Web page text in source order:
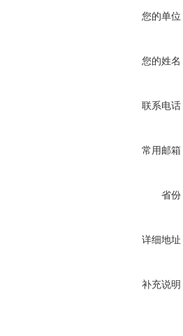
您的单位
您的姓名
联系电话
常用邮箱
省份
详细地址
补充说明